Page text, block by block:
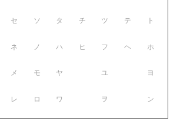
セ ソ
ネ ノ
メ モ
レ ロ
タ チ ツ テ ト
ハ ヒ フ ヘ ホ
ヤ ユ ヨ
ワ ヲ ン